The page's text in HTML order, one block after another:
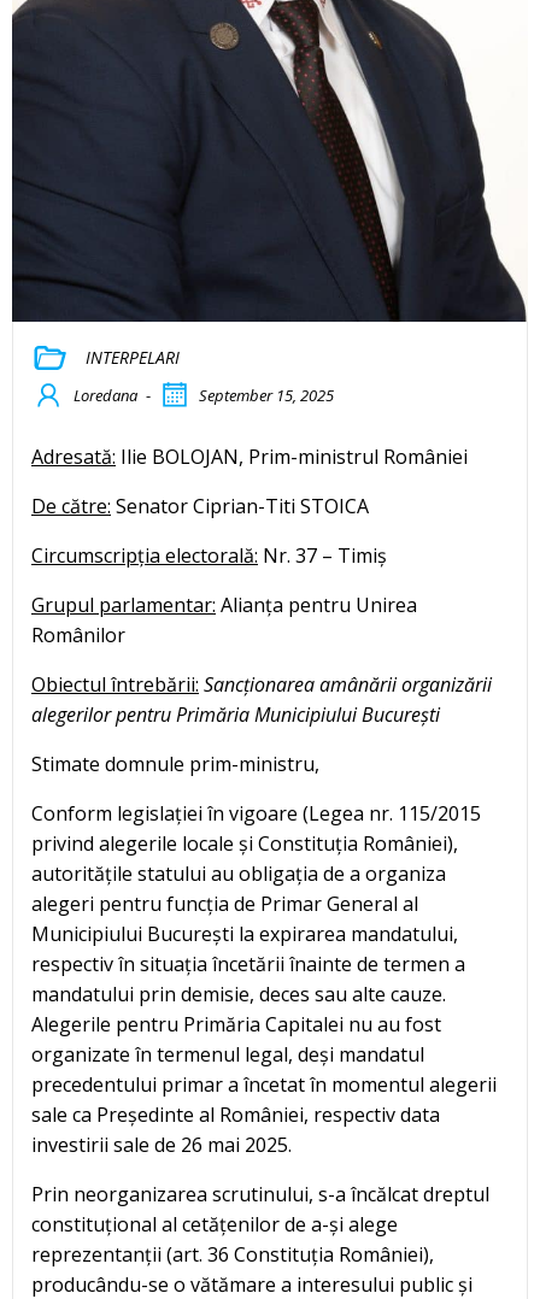
INTERPELARI
Loredana - September 15, 2025
Adresată: Ilie BOLOJAN, Prim-ministrul României
De către: Senator Ciprian-Titi STOICA
Circumscripția electorală: Nr. 37 – Timiș
Grupul parlamentar: Alianța pentru Unirea
Românilor
Obiectul întrebării: Sancționarea amânării organizării
alegerilor pentru Primăria Municipiului București
Stimate domnule prim-ministru,
Conform legislației în vigoare (Legea nr. 115/2015
privind alegerile locale și Constituția României),
autoritățile statului au obligația de a organiza
alegeri pentru funcția de Primar General al
Municipiului București la expirarea mandatului,
respectiv în situația încetării înainte de termen a
mandatului prin demisie, deces sau alte cauze.
Alegerile pentru Primăria Capitalei nu au fost
organizate în termenul legal, deși mandatul
precedentului primar a încetat în momentul alegerii
sale ca Președinte al României, respectiv data
investirii sale de 26 mai 2025.
Prin neorganizarea scrutinului, s-a încălcat dreptul
constituțional al cetățenilor de a-și alege
reprezentanții (art. 36 Constituția României),
producându-se o vătămare a interesului public și